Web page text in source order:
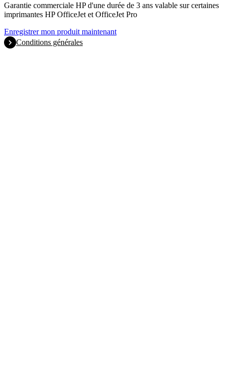
Garantie commerciale HP d'une durée de 3 ans valable sur certaines
imprimantes HP OfficeJet et OfficeJet Pro
Enregistrer mon produit maintenant
Conditions générales